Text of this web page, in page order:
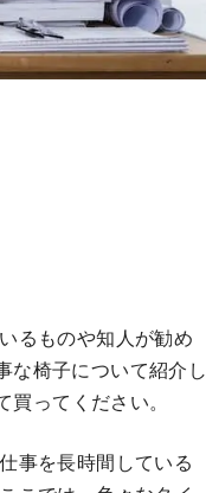
るものや知人が勧め
な椅子について紹介し
ってください。
事を長時間している